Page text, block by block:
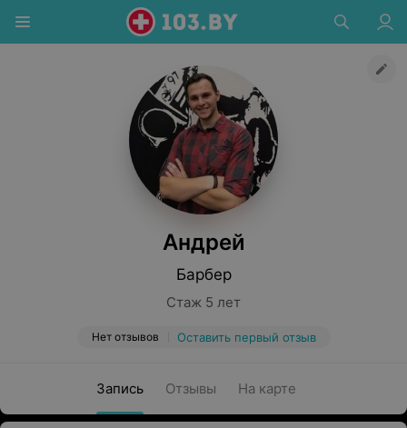
Андрей
Барбер
Стаж 5 лет
Нет отзывов Оставить первый отзыв
Запись Отзывы На карте